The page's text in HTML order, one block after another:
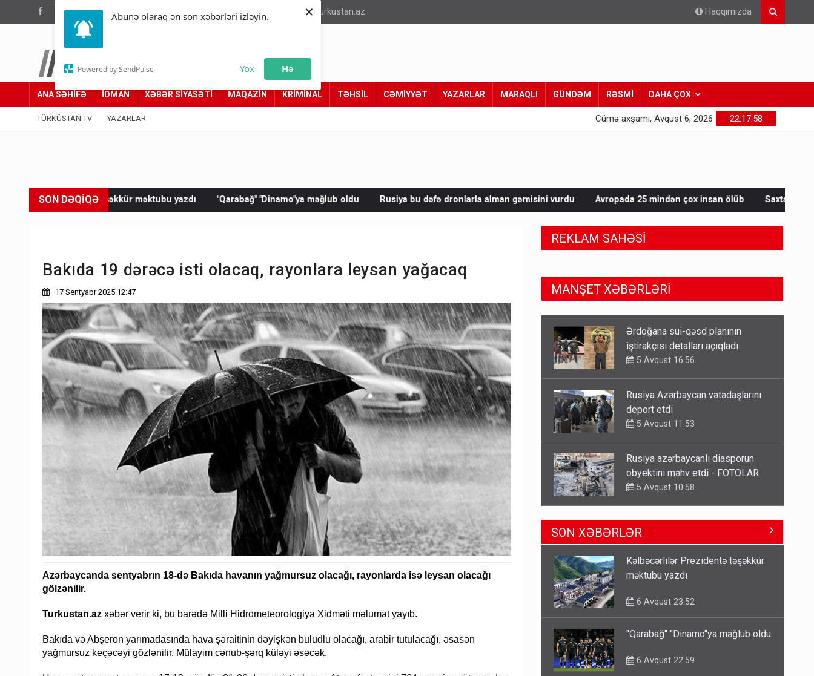
Abunə olaraq ən son xəbərləri izləyin.
Powered by SendPulse Yox Hə
×
(012) 449 94 05 info@turkustan.az Haqqımızda
Türküstan.az
Adımız yolumuzdur
ANA SƏHİFƏ İDMAN XƏBƏR SİYASƏTİ MAQAZİN KRİMİNAL TƏHSİL CƏMİYYƏT YAZARLAR MARAQLI GÜNDƏM RƏSMİ DAHA ÇOX
TÜRKÜSTAN TV YAZARLAR 22:18:00
Cümə axşamı, Avqust 6, 2026
SON DƏQİQƏ
təşəkkür məktubu yazdı "Qarabağ" "Dinamo"ya məğlub oldu Rusiya bu dəfə dronlarla alman gəmisini vurdu Avropada 25 mindən çox insan ölüb Saxta spirtli içkilər niyə korluğa
Bakıda 19 dərəcə isti olacaq, rayonlara leysan yağacaq
17 Sentyabr 2025 12:47
Azərbaycanda sentyabrın 18-də Bakıda havanın yağmursuz olacağı, rayonlarda isə leysan olacağı
gölzənilir.
Turkustan.az xəbər verir ki, bu barədə Milli Hidrometeorologiya Xidməti məlumat yayıb.
Bakıda və Abşeron yarımadasında hava şəraitinin dəyişkən buludlu olacağı, arabir tutulacağı, əsasən
yağmursuz keçəcəyi gözlənilir. Mülayim cənub-şərq küləyi əsəcək.
REKLAM SAHƏSİ
MANŞET XƏBƏRLƏRİ
Rusiya Azərbaycan vətədaşlarını
deport etdi
5 Avqust 11:53
Rusiya azərbaycanlı diasporun
obyektini məhv etdi - FOTOLAR
5 Avqust 10:58
Bu tarixdən HAVALAR DƏYİŞİR -
İSTİLƏR BİTİR
4 Avqust 22:04
ŞOK! David Seliverstov ölkədən
qaçdı
gedə biləcəksiniz - SİYAHI
iştirakçısı detalları açıqladı
SON XƏBƏRLƏR
Kəlbəcərlilər Prezidentə təşəkkür
məktubu yazdı
6 Avqust 23:52
"Qarabağ" "Dinamo"ya məğlub oldu
6 Avqust 22:59